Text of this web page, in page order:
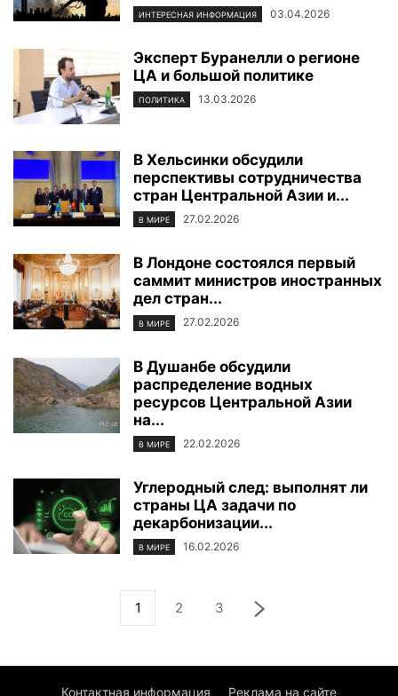
ИНТЕРЕСНАЯ ИНФОРМАЦИЯ 03.04.2026
Эксперт Буранелли о регионе
ЦА и большой политике
ПОЛИТИКА 13.03.2026
В Хельсинки обсудили
перспективы сотрудничества
стран Центральной Азии и...
В МИРЕ 27.02.2026
В Лондоне состоялся первый
саммит министров иностранных
дел стран...
В МИРЕ 27.02.2026
В Душанбе обсудили
распределение водных
ресурсов Центральной Азии
на...
В МИРЕ 22.02.2026
Углеродный след: выполнят ли
страны ЦА задачи по
декарбонизации...
В МИРЕ 16.02.2026
1 2 3
Контактная информация Реклама на сайте